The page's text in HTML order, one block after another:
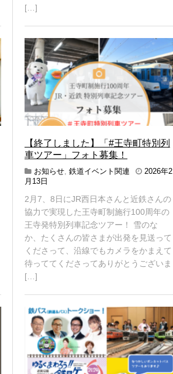
[…]
【終了しました】「#王寺町特別列
車ツアー」フォト募集！
お知らせ, 鉄道イベント関連
2026年2
月13日
2
6
年
7
月
2
2
2月7、8日にJR西日本さんと近鉄さんの
協力で実現した王寺町制施行100周年の
王寺発特別列車記念ツアー！ 雪のな
か、たくさんの皆さまが出発を見送って
くださって、沿線でもカメラをかまえて
待っててくださってありがとうございま
[…]